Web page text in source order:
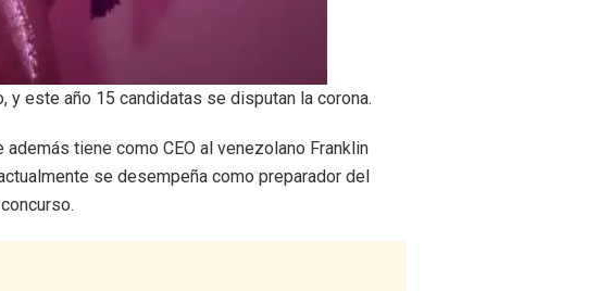
este año 15 candidatas se disputan la corona.
tiene como CEO al venezolano Franklin
se desempeña como preparador del